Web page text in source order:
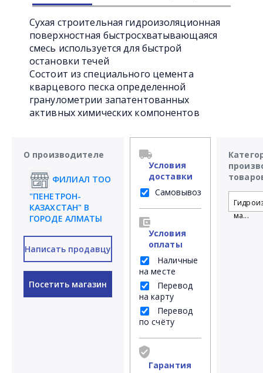
Сухая строительная гидроизоляционная
поверхностная быстросхватывающаяся
смесь используется для быстрой
остановки течей
Состоит из специального цемента
кварцевого песка определенной
гранулометрии запатентованных
активных химических компонентов
О производителе
ФИЛИАЛ ТОО
"ПЕНЕТРОН-
КАЗАХСТАН" В
ГОРОДЕ АЛМАТЫ
Написать продавцу
Посетить магазин
Условия
доставки
Самовывоз
Условия
оплаты
Наличные
на месте
Перевод
на карту
Перевод
по счёту
Гарантия
ма...